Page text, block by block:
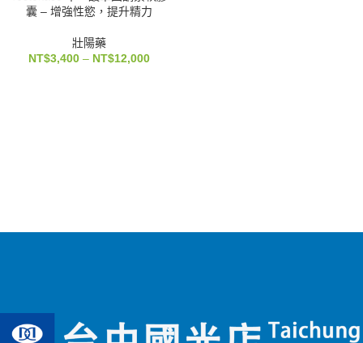
囊 – 增強性慾，提升精力
壯陽藥
NT$3,400 – NT$12,000